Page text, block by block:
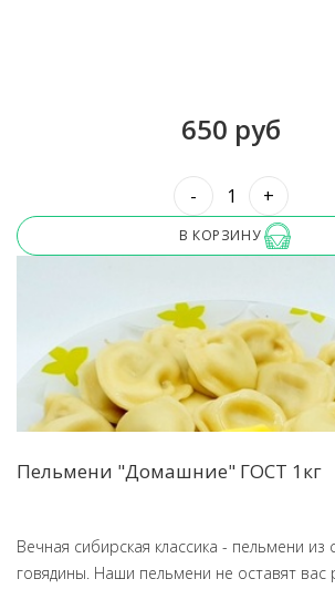
650 руб
- +
В КОРЗИНУ
Пельмени "Домашние" ГОСТ 1кг
Вечная сибирская классика - пельмени из
говядины. Наши пельмени не оставят вас